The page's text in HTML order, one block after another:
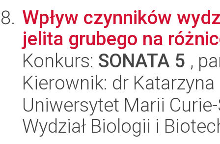
Wpływ czynników
jelita grubego na
Konkurs: SONATA 5 ,
Kierownik: dr
Uniwersytet Marii
Wydział Biologii i